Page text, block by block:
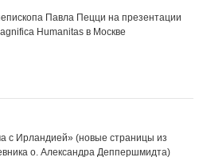
Павла Пецци на презентации
Нumanitas в Москве
с Ирландией» (новые страницы из
о. Александра Деппершмидта)